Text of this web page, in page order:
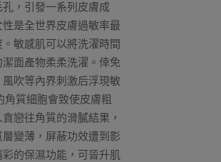
，引發一系列皮膚成
是全世界皮膚過敏率最
敏感肌可以將洗濯時間
面產物柔柔洗濯。倖免
吹等內界刺激后浮現敏
質細胞會致使皮膚粗
戀往角質的滑膩結果，
變薄，屏蔽功效遭到影
的保濕功能，可晉升肌